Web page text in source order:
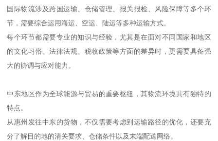
国际物流涉及跨国运输、仓储管理、报关报检、风险保障等多个环
节，需要综合运用海运、空运、陆运等多种运输方式。
每个环节都需要专业的知识与经验，尤其是在面对不同国家和地区
的文化习俗、法律法规、税收政策等方面的差异时，更需要具备强
大的协调与应对能力。
中东地区作为全球能源与贸易的重要枢纽，其物流环境具有独特的
特点。
从惠州发往中东的货物，不仅需要考虑到运输路径的优化，还要充
分了解目的地的清关要求、仓储条件以及末端配送网络。